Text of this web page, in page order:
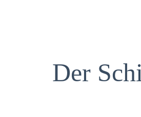
Der